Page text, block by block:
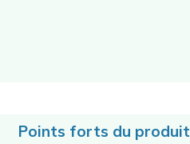
Points forts du produit